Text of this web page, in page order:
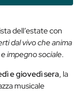
dell’estate con
dal vivo che anima
impegno sociale.
e giovedì sera, la
musicale